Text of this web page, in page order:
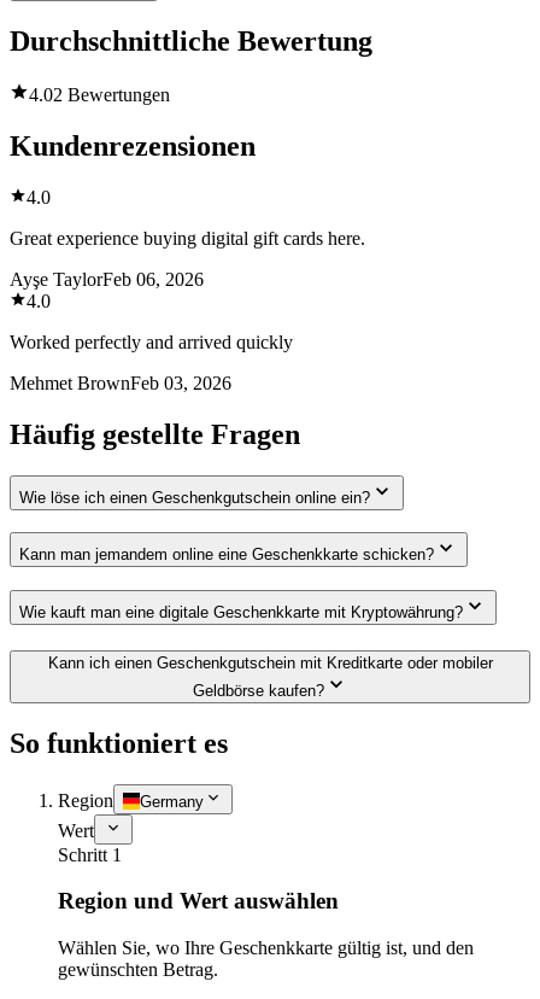
Durchschnittliche Bewertung
4.02 Bewertungen
Kundenrezensionen
4.0
Great experience buying digital gift cards here.
Ayşe TaylorFeb 06, 2026
4.0
Worked perfectly and arrived quickly
Mehmet BrownFeb 03, 2026
Häufig gestellte Fragen
Wie löse ich einen Geschenkgutschein online ein?
Kann man jemandem online eine Geschenkkarte schicken?
Wie kauft man eine digitale Geschenkkarte mit Kryptowährung?
Kann ich einen Geschenkgutschein mit Kreditkarte oder mobiler
Geldbörse kaufen?
So funktioniert es
Region Germany
Wert
Schritt 1
Region und Wert auswählen
Wählen Sie, wo Ihre Geschenkkarte gültig ist, und den
gewünschten Betrag.